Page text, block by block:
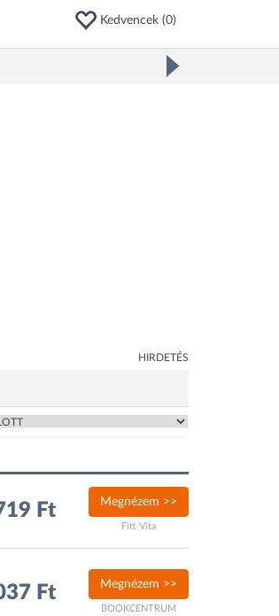
Kedvencek (0)
HIRDETÉS
Ft Megnézem >>
Fitt Vita
Ft Megnézem >>
BOOKCENTRUM